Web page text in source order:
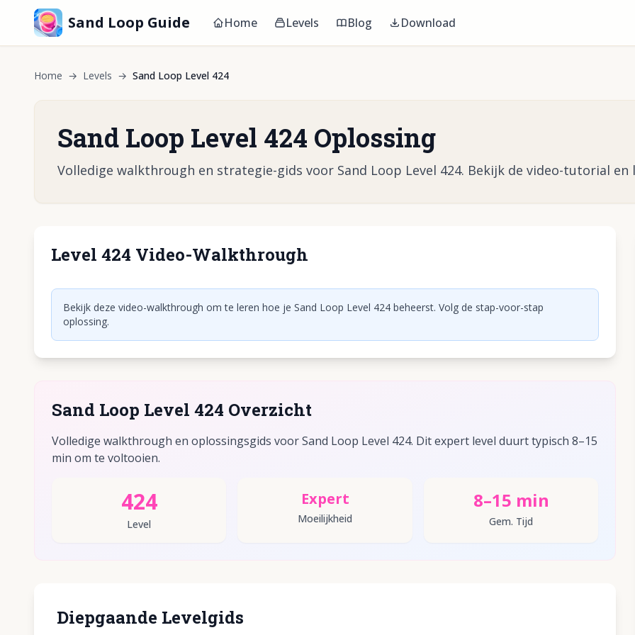
Sand Loop Guide Home Levels Blog Download
Home → Levels → Sand Loop Level 424
Sand Loop Level 424 Oplossing
Volledige walkthrough en strategie-gids voor Sand Loop Level 424. Bekijk de video-tutorial
Level 424 Video-WalkthroughKlik om video af te spelen
Bekijk deze video-walkthrough om te leren hoe je Sand Loop Level 424 beheerst. Volg de stap-voor-stap
oplossing.
Sand Loop Level 424 Overzicht
Volledige walkthrough en oplossingsgids voor Sand Loop Level 424. Dit expert level duurt typisch 8–15
min om te voltooien.
424
Level
Expert
Moeilijkheid
8–15 min
Gem. Tijd
Diepgaande Levelgids